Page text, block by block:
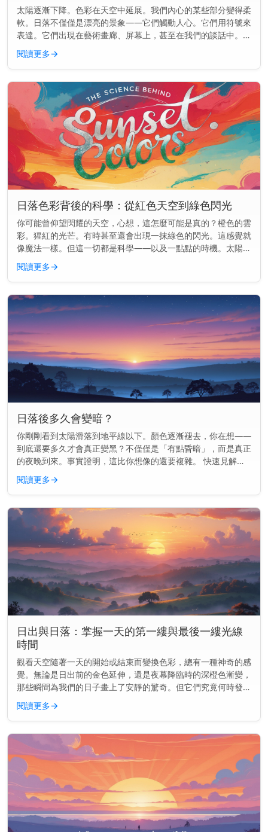
太陽逐漸下降。色彩在天空中延展。我們內心的某些部分變得柔
軟。日落不僅僅是漂亮的景象——它們觸動人心。它們用符號來
表達。它們出現在藝術畫廊、屏幕上，甚至在我們的談話中。但
為什麼日落總是出現在各處呢？ 主要見解： 日落在文化中如此
頻繁出現，是因...
閱讀更多→
日落色彩背後的科學：從紅色天空到綠色閃光
你可能曾仰望閃耀的天空，心想，這怎麼可能是真的？橙色的雲
彩。猩紅的光芒。有時甚至還會出現一抹綠色的閃光。這感覺就
像魔法一樣。但這一切都是科學——以及一點點的時機。太陽可
能正在落下，但物理學才剛剛開始。 快速見解： 日落的顏色是
因為陽光穿過地...
閱讀更多→
日落後多久會變暗？
你剛剛看到太陽滑落到地平線以下。顏色逐漸褪去，你在想——
到底還要多久才會真正變黑？不僅僅是「有點昏暗」，而是真正
的夜晚到來。事實證明，這比你想像的還要複雜。 快速見解：
通常在日落後70到100分鐘內會完全變黑，這取決於你的地點和
季節。 為...
閱讀更多→
日出與日落：掌握一天的第一縷與最後一縷光線
時間
觀看天空隨著一天的開始或結束而變換色彩，總有一種神奇的感
覺。無論是日出前的金色延伸，還是夜幕降臨時的深橙色漸變，
那些瞬間為我們的日子畫上了安靜的驚奇。但它們究竟何時發生
——以及為何會改變？ 主要見解： 日出和日落並非每天都在同
一時間發生。它...
閱讀更多→